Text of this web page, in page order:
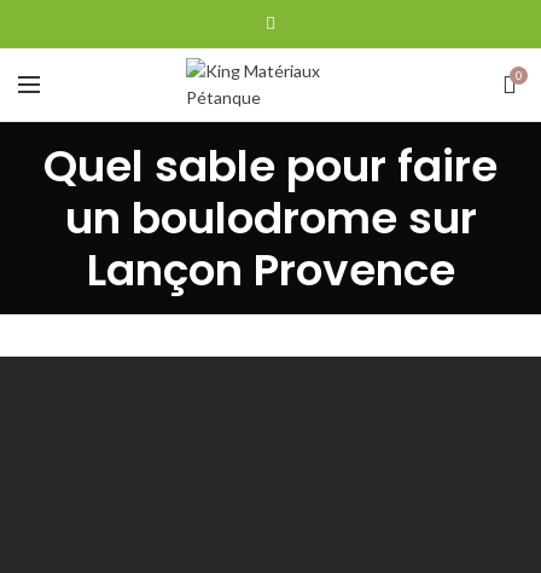
0
Quel sable pour faire
un boulodrome sur
Lançon Provence